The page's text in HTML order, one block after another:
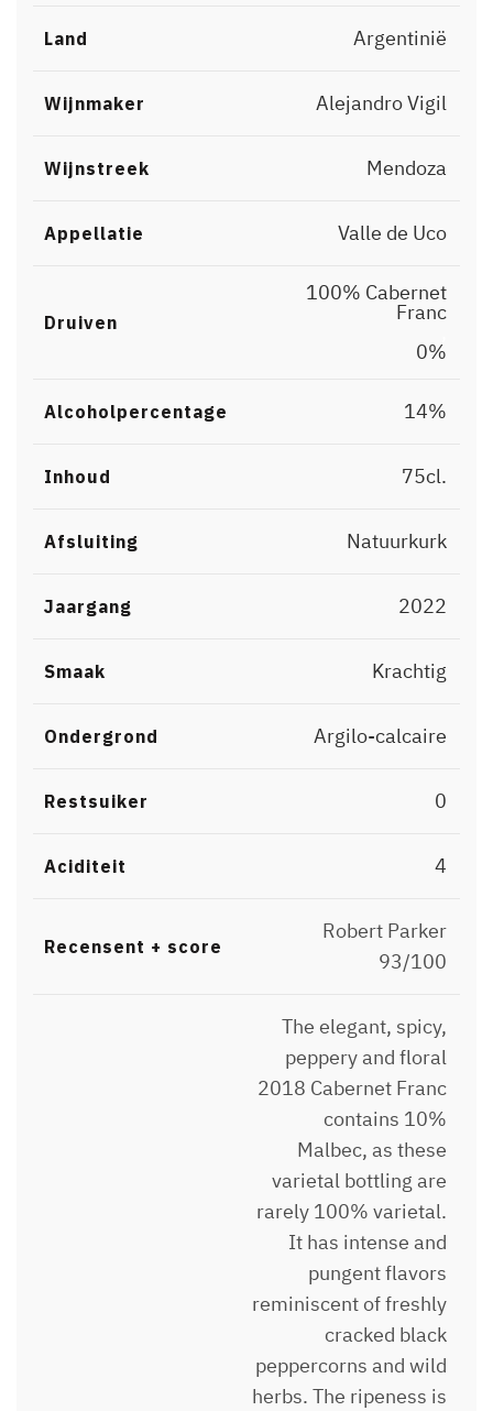
Land Argentinië
Wijnmaker Alejandro Vigil
Wijnstreek Mendoza
Appellatie Valle de Uco
Druiven
0%
100% Cabernet
Franc
Alcoholpercentage 14%
Inhoud 75cl.
Afsluiting Natuurkurk
Jaargang 2022
Smaak Krachtig
Ondergrond Argilo-calcaire
Restsuiker 0
Aciditeit 4
Recensent + score
Robert Parker
93/100
The elegant, spicy,
peppery and floral
2018 Cabernet Franc
contains 10%
Malbec, as these
varietal bottling are
rarely 100% varietal.
It has intense and
pungent flavors
reminiscent of freshly
cracked black
peppercorns and wild
herbs. The ripeness is